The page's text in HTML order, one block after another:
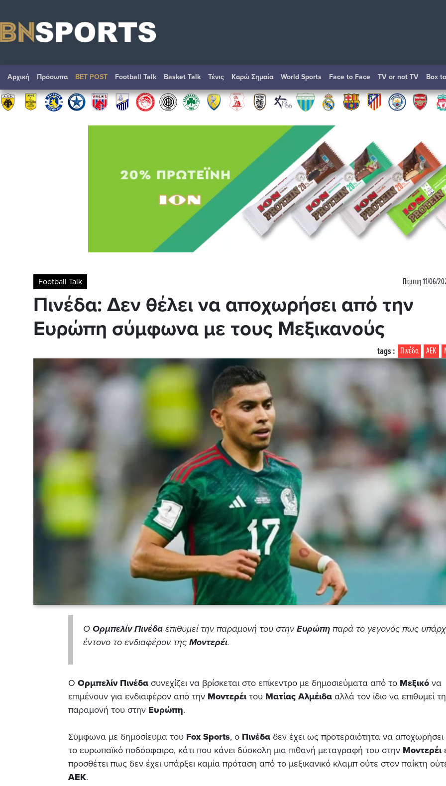
Αρχική Πρόσωπα BET POST Football Talk Basket Talk Τένις Καρώ Σημαία World Sports Face to Face TV or not TV Box
Football Talk Πέμπτη 11/06/
Πινέδα: Δεν θέλει να αποχωρήσει από την
Ευρώπη σύμφωνα με τους Μεξικανούς
ΑΕΚ
Πινέδα
tags :
Ο Ορμπελίν Πινέδα επιθυμεί την παραμονή του στηνΕυρώπη παρά το γεγονός πως
έντονο το ενδιαφέρον της Μοντερέι.
Ο Ορμπελίν Πινέδα συνεχίζει να βρίσκεται στο επίκεντρο με δημοσιεύματα από το Μεξικό να
επιμένουν για ενδιαφέρον από την Μοντερέι του Ματίας Αλμέιδα αλλά τον ίδιο να επιθυμεί
παραμονή του στην Ευρώπη.
Σύμφωνα με δημοσίευμα του Fox Sports, ο Πινέδα δεν έχει ως προτεραιότητα να
το ευρωπαϊκό ποδόσφαιρο, κάτι που κάνει δύσκολη μια πιθανή μεταγραφή του στην Μοντερέι
προσθέτει πως δεν έχει υπάρξει καμία πρόταση από το μεξικανικό κλαμπ ούτε στον παίκτη
ΑΕΚ.